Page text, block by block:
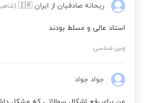
ریحانه صادقیان از ایران 🇮🇷
استاد عالی و مسلط بودند
زمین شناسی
جواد جواد